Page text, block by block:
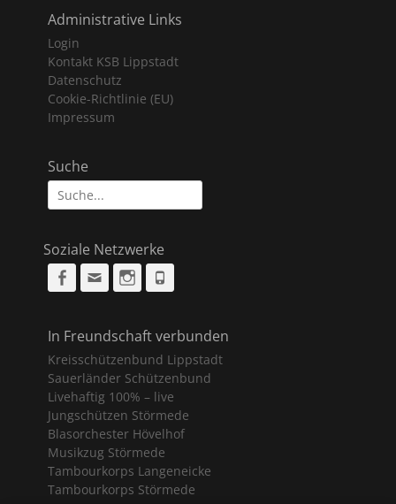
Administrative Links
Login
Kontakt KSB Lippstadt
Datenschutz
Cookie-Richtlinie (EU)
Impressum
Suche
Suche
nach:
Soziale Netzwerke
Facebook
Email Instagram
In Freundschaft verbunden
Kreisschützenbund Lippstadt
Sauerländer Schützenbund
Livehaftig 100% – live
Jungschützen Störmede
Blasorchester Hövelhof
Musikzug Störmede
Tambourkorps Langeneicke
Tambourkorps Störmede